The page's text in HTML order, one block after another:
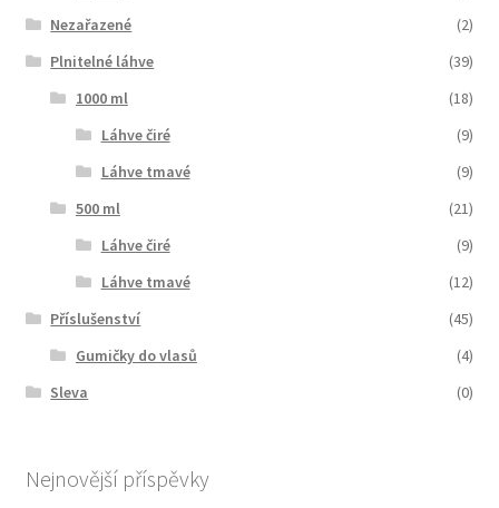
Nezařazené
(2)
Plnitelné láhve
(39)
1000 ml
(18)
Láhve čiré
(9)
Láhve tmavé
(9)
500 ml
(21)
Láhve čiré
(9)
Láhve tmavé
(12)
Příslušenství
(45)
Gumičky do vlasů
(4)
Sleva
(0)
Nejnovější příspěvky